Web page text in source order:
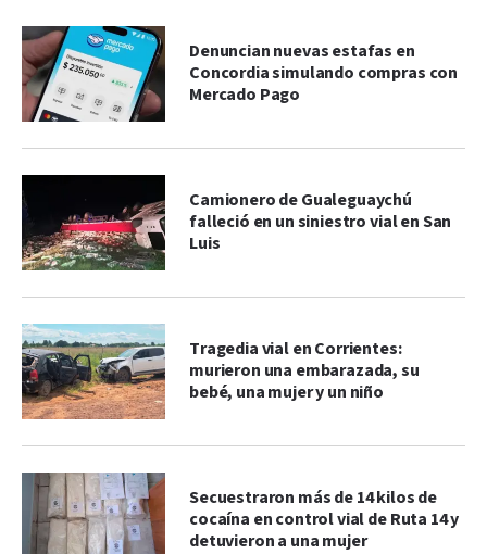
Denuncian nuevas estafas en
Concordia simulando compras con
Mercado Pago
Camionero de Gualeguaychú
falleció en un siniestro vial en San
Luis
Tragedia vial en Corrientes:
murieron una embarazada, su
bebé, una mujer y un niño
Secuestraron más de 14 kilos de
cocaína en control vial de Ruta 14 y
detuvieron a una mujer